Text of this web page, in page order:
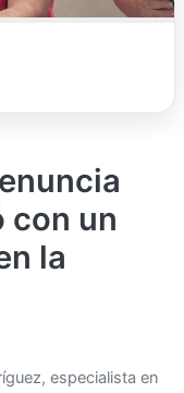
con un
la
especialista en